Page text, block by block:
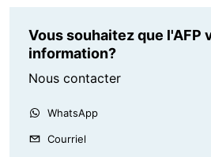
Vous souhaitez que l'AFP
information?
Nous contacter
WhatsApp
Courriel